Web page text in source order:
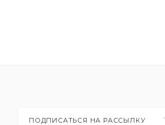
ПОДПИСАТЬСЯ НА РАССЫЛКУ